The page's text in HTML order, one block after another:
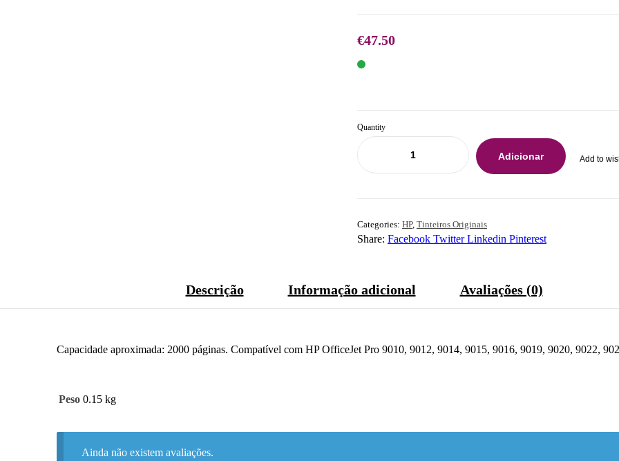
€47.50
Quantity
Adicionar Add to
Categories: HP, Tinteiros Originais
Share: Facebook Twitter Linkedin Pinterest
Descrição Informação adicional Avaliações (0)
Capacidade aproximada: 2000 páginas. Compatível com HP OfficeJet Pro 9010, 9012, 9014, 9015, 9016, 9019, 9020, 9022,
Peso 0.15 kg
Ainda não existem avaliações.